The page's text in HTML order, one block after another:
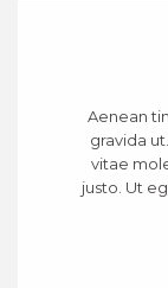
Aenean
gravida
vitae
justo. Ut